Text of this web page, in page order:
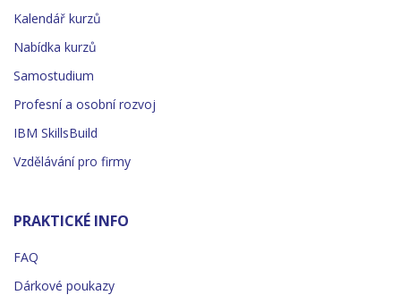
Kalendář kurzů
Nabídka kurzů
Samostudium
Profesní a osobní rozvoj
IBM SkillsBuild
Vzdělávání pro firmy
PRAKTICKÉ INFO
FAQ
Dárkové poukazy